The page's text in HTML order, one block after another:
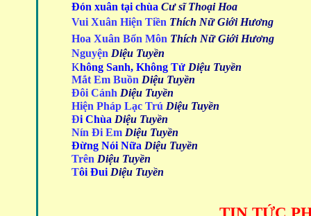
Đón xuân tại chùa Cư sĩ Thoại Hoa
Vui Xuân Hiện Tiền Thích Nữ Giới Hương
Hoa Xuân Bổn Môn Thích Nữ Giới Hương
Nguyện Diệu Tuyền
Không Sanh, Không TửDiệu Tuyền
Mắt Em Buồn Diệu Tuyền
Đôi Cánh Diệu Tuyền
Hiện Pháp Lạc Trú Diệu Tuyền
Đi Chùa Diệu Tuyền
Nín Đi Em Diệu Tuyền
Đừng Nói Nữa Diệu Tuyền
Trên Diệu Tuyền
Tôi Đui Diệu Tuyền